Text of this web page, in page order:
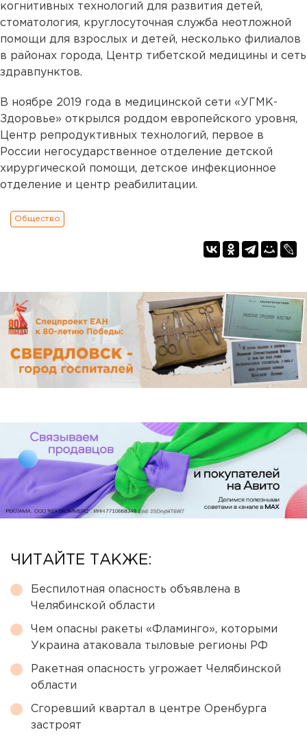
когнитивных технологий для развития детей,
стоматология, круглосуточная служба неотложной
помощи для взрослых и детей, несколько филиалов
в районах города, Центр тибетской медицины и сеть
здравпунктов.
В ноябре 2019 года в медицинской сети «УГМК-
Здоровье» открылся роддом европейского уровня,
Центр репродуктивных технологий, первое в
России негосударственное отделение детской
хирургической помощи, детское инфекционное
отделение и центр реабилитации.
Общество
ЧИТАЙТЕ ТАКЖЕ:
Беспилотная опасность объявлена в
Челябинской области
Чем опасны ракеты «Фламинго», которыми
Украина атаковала тыловые регионы РФ
Ракетная опасность угрожает Челябинской
области
Сгоревший квартал в центре Оренбурга
застроят